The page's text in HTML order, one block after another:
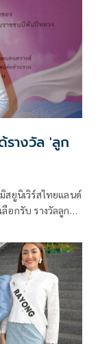
ใครๆ ก็เป็นฮีโร่นัก
1000 ซีซี
ธนัช ละอองปลิว
ที่สุด ส่วน “โอม
งของรุ่น ST3 กด
วินาที เหนือคู่
พลาดชมและเชียร์
ห์นี้
รางวัล 'ลูก
สยูนิเวิร์สไทยแลนด์
อกรับ รางวัลลูก
งนับเป็นพระมหาธิ